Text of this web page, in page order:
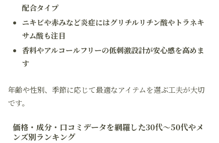
配合タイプ
ニキビや赤みなど炎症にはグリチルリチン酸やトラネキ
サム酸も注目
香料やアルコールフリーの低刺激設計が安心感を高めま
す
年齢や性別、季節に応じて最適なアイテムを選ぶ工夫が大切
です。
価格・成分・口コミデータを網羅した30代〜50代やメ
ンズ別ランキング